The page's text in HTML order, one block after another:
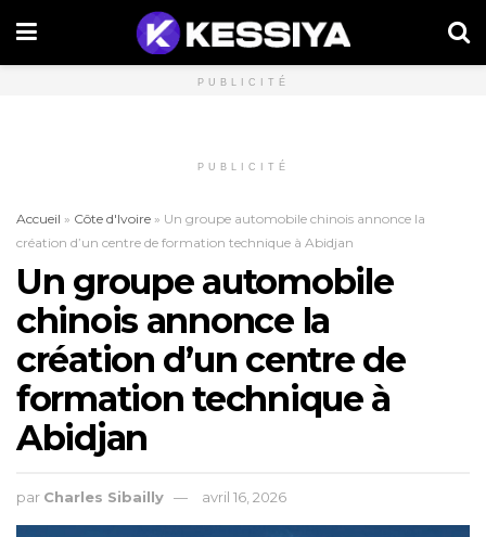
PUBLICITÉ
PUBLICITÉ
Accueil » Côte d'Ivoire » Un groupe automobile chinois annonce la
création d’un centre de formation technique à Abidjan
Un groupe automobile
chinois annonce la
création d’un centre de
formation technique à
Abidjan
par Charles Sibailly avril 16, 2026